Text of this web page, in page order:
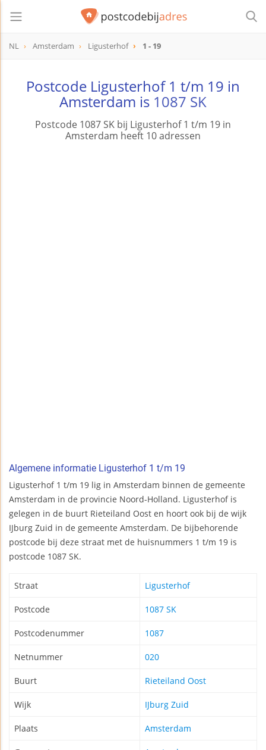
NL Amsterdam Ligusterhof 1 - 19
Postcode Ligusterhof 1 t/m 19 in
Amsterdam is 1087 SK
Postcode 1087 SK bij Ligusterhof 1 t/m 19 in
Amsterdam heeft 10 adressen
Algemene informatie Ligusterhof 1 t/m 19
Ligusterhof 1 t/m 19 lig in Amsterdam binnen de gemeente
Amsterdam in de provincie Noord-Holland. Ligusterhof is
gelegen in de buurt Rieteiland Oost en hoort ook bij de wijk
IJburg Zuid in de gemeente Amsterdam. De bijbehorende
postcode bij deze straat met de huisnummers 1 t/m 19 is
postcode 1087 SK.
Straat Ligusterhof
Postcode 1087 SK
Postcodenummer 1087
Netnummer 020
Buurt Rieteiland Oost
Wijk IJburg Zuid
Plaats Amsterdam